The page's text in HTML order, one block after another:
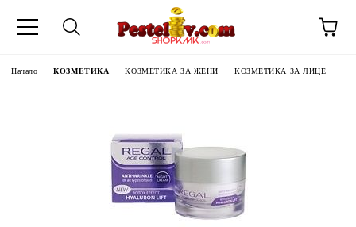
Начало КОЗМЕТИКА КОЗМЕТИКА ЗА ЖЕНИ КОЗМЕТИКА ЗА ЛИЦЕ